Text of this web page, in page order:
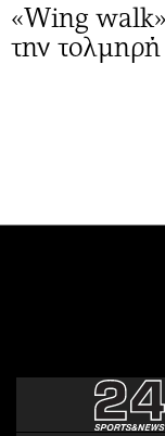
«Wing walk»
την τολμηρή